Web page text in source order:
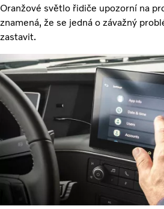
Oranžové světlo řidiče upozorní na
znamená, že se jedná o závažný
zastavit.